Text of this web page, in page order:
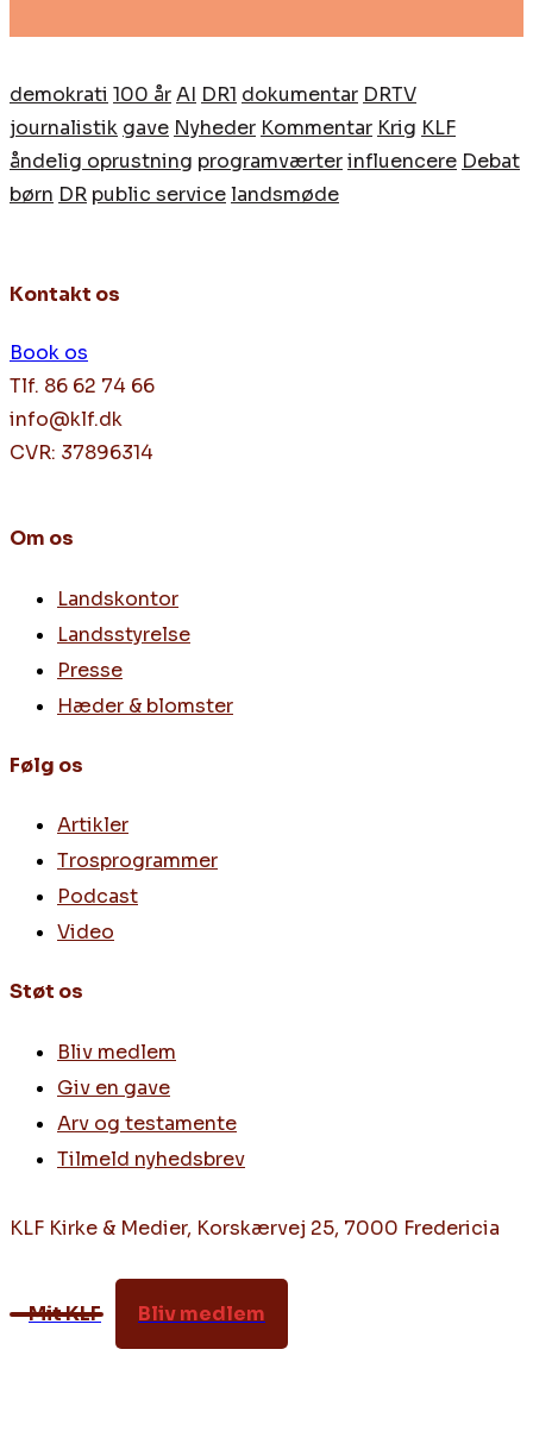
demokrati 100 årAI DR1 dokumentar DRTV
journalistik gave Nyheder Kommentar Krig KLF
åndelig oprustning programværterinfluencere Debat
børn DR public servicelandsmøde
Kontakt os
Book os
Tlf. 86 62 74 66
info@klf.dk
CVR: 37896314
Om os
Landskontor
Landsstyrelse
Presse
Hæder & blomster
Følg os
Artikler
Trosprogrammer
Podcast
Video
Støt os
Bliv medlem
Giv en gave
Arv og testamente
Tilmeld nyhedsbrev
KLF Kirke & Medier, Korskærvej 25, 7000 Fredericia
Mit KLF Bliv medlem